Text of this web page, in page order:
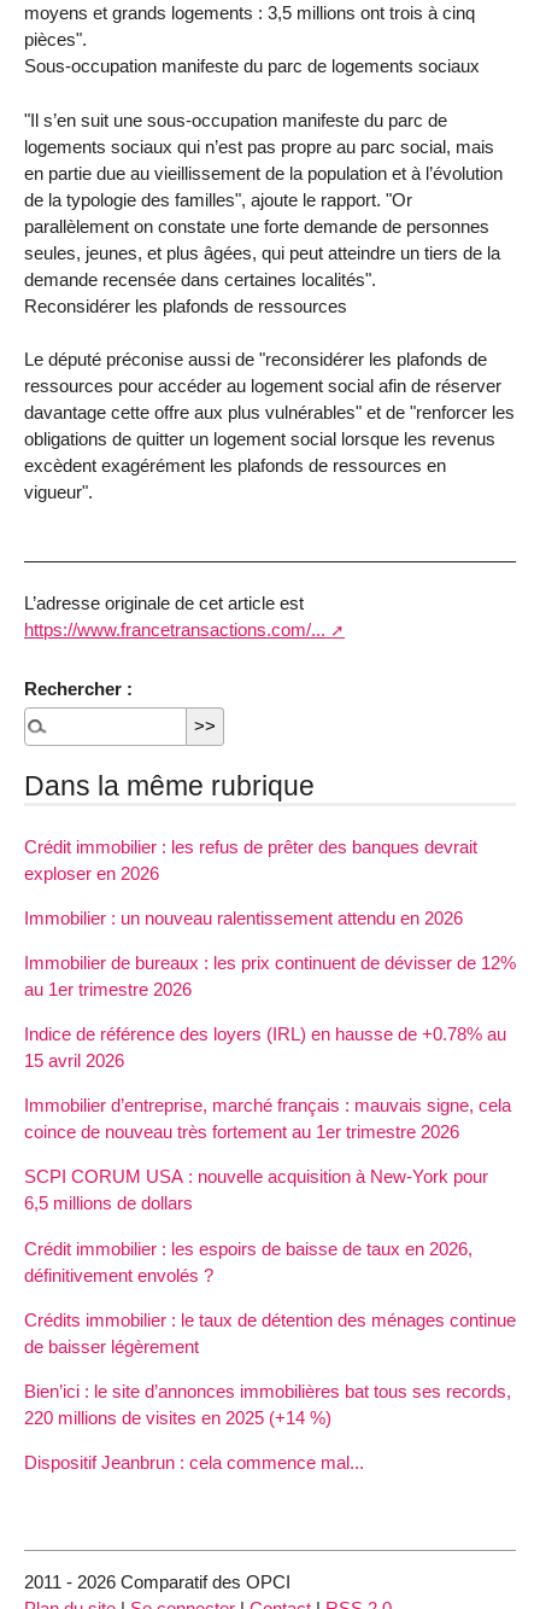
moyens et grands logements : 3,5 millions ont trois à cinq
pièces".
Sous-occupation manifeste du parc de logements sociaux
"Il s’en suit une sous-occupation manifeste du parc de
logements sociaux qui n’est pas propre au parc social, mais
en partie due au vieillissement de la population et à l’évolution
de la typologie des familles", ajoute le rapport. "Or
parallèlement on constate une forte demande de personnes
seules, jeunes, et plus âgées, qui peut atteindre un tiers de la
demande recensée dans certaines localités".
Reconsidérer les plafonds de ressources
Le député préconise aussi de "reconsidérer les plafonds de
ressources pour accéder au logement social afin de réserver
davantage cette offre aux plus vulnérables" et de "renforcer les
obligations de quitter un logement social lorsque les revenus
excèdent exagérément les plafonds de ressources en
vigueur".
L’adresse originale de cet article est
https://www.francetransactions.com/...
Rechercher :
Dans la même rubrique
Crédit immobilier : les refus de prêter des banques devrait
exploser en 2026
Immobilier : un nouveau ralentissement attendu en 2026
Immobilier de bureaux : les prix continuent de dévisser de 12%
au 1er trimestre 2026
Indice de référence des loyers (IRL) en hausse de +0.78% au
15 avril 2026
Immobilier d’entreprise, marché français : mauvais signe, cela
coince de nouveau très fortement au 1er trimestre 2026
SCPI CORUM USA : nouvelle acquisition à New-York pour
6,5 millions de dollars
Crédit immobilier : les espoirs de baisse de taux en 2026,
définitivement envolés ?
Crédits immobilier : le taux de détention des ménages continue
de baisser légèrement
Bien’ici : le site d’annonces immobilières bat tous ses records,
220 millions de visites en 2025 (+14 %)
Dispositif Jeanbrun : cela commence mal...
2011 - 2026 Comparatif des OPCI